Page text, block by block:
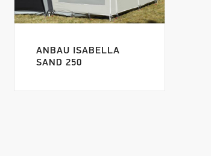
ANBAU ISABELLA
SAND 250